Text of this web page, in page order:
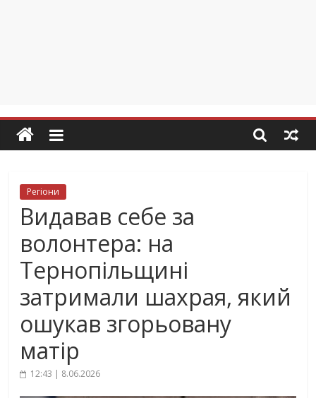
Регіони
Видавав себе за
волонтера: на
Тернопільщині
затримали шахрая, який
ошукав згорьовану
матір
12:43 | 8.06.2026